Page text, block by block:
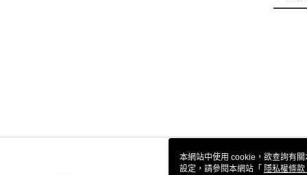
本網站中使用 cookie，欲查詢有
設定，請參閱本網站「 隱私權條款